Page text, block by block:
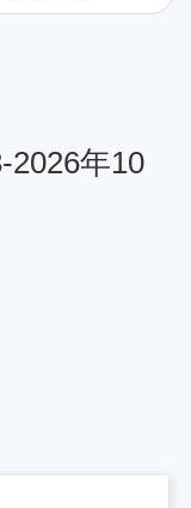
2026年10